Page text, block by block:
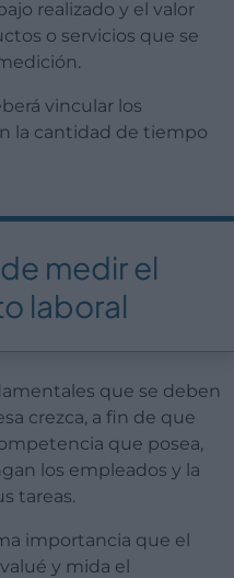
realizado y el valor
o servicios que se
la cantidad de tiempo
medir el
laboral
crezca, a fin de que
que posea,
los empleados y la
tareas.
y mida el